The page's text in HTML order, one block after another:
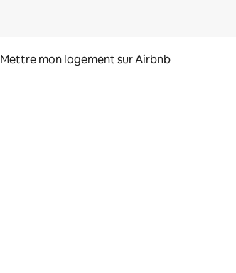
Mettre mon logement sur Airbnb